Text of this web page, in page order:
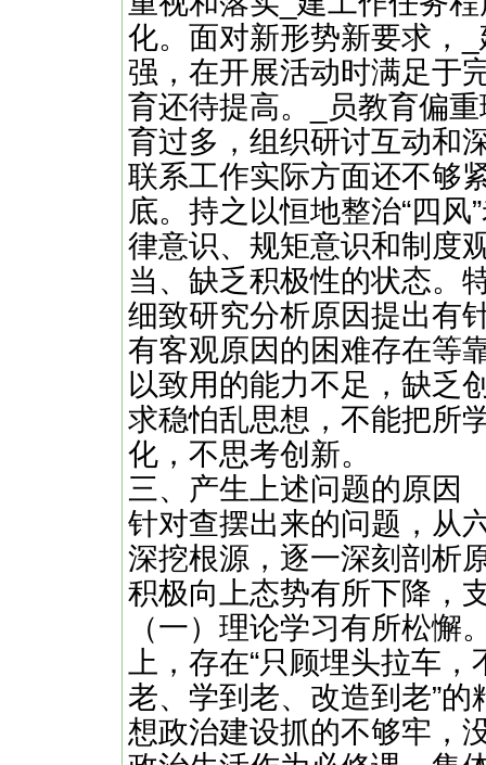
化。面对新形势新要求，
强，在开展活动时满足于
育还待提高。_员教育偏
育过多，组织研讨互动和
联系工作实际方面还不够
底。持之以恒地整治“四
律意识、规矩意识和制度
当、缺乏积极性的状态。
细致研究分析原因提出有
有客观原因的困难存在等
以致用的能力不足，缺乏
求稳怕乱思想，不能把所
化，不思考创新。
三、产生上述问题的原因
针对查摆出来的问题，从
深挖根源，逐一深刻剖析
积极向上态势有所下降，
（一）理论学习有所松懈
上，存在“只顾埋头拉车
老、学到老、改造到老”
想政治建设抓的不够牢，